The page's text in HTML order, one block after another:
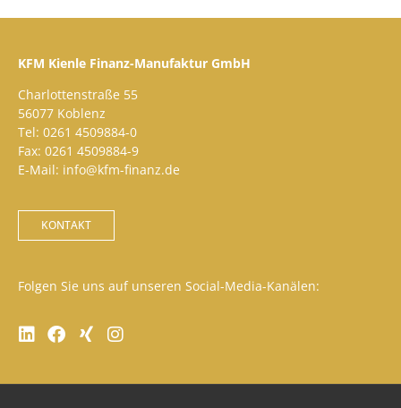
KFM Kienle Finanz-Manufaktur GmbH
Charlottenstraße 55
56077 Koblenz
Tel: 0261 4509884-0
Fax: 0261 4509884-9
E-Mail: info@kfm-finanz.de
KONTAKT
Folgen Sie uns auf unseren Social-Media-Kanälen: